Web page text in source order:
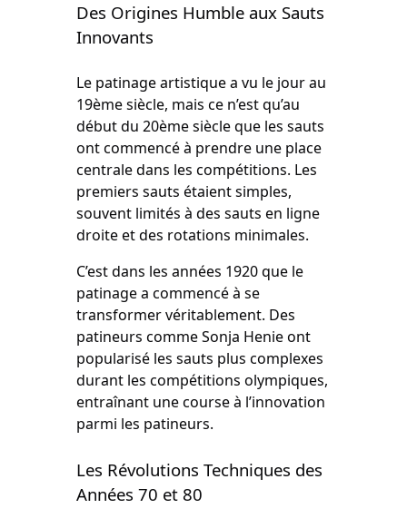
Des Origines Humble aux Sauts
Innovants
Le patinage artistique a vu le jour au
19ème siècle, mais ce n’est qu’au
début du 20ème siècle que les sauts
ont commencé à prendre une place
centrale dans les compétitions. Les
premiers sauts étaient simples,
souvent limités à des sauts en ligne
droite et des rotations minimales.
C’est dans les années 1920 que le
patinage a commencé à se
transformer véritablement. Des
patineurs comme Sonja Henie ont
popularisé les sauts plus complexes
durant les compétitions olympiques,
entraînant une course à l’innovation
parmi les patineurs.
Les Révolutions Techniques des
Années 70 et 80